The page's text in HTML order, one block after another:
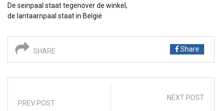
De seinpaal staat tegenover de winkel,
de lantaarnpaal staat in België
SHARE Share
PREV POST
NEXT POST